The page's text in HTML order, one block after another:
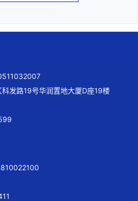
发路19号华润置地大厦D座19楼